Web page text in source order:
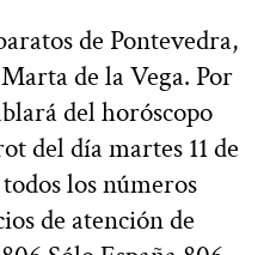
de Pontevedra,
de la Vega. Por
del horóscopo
del día martes 11 de
los números
de atención de